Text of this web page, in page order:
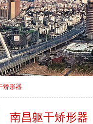
矫形器
南昌躯干矫形器